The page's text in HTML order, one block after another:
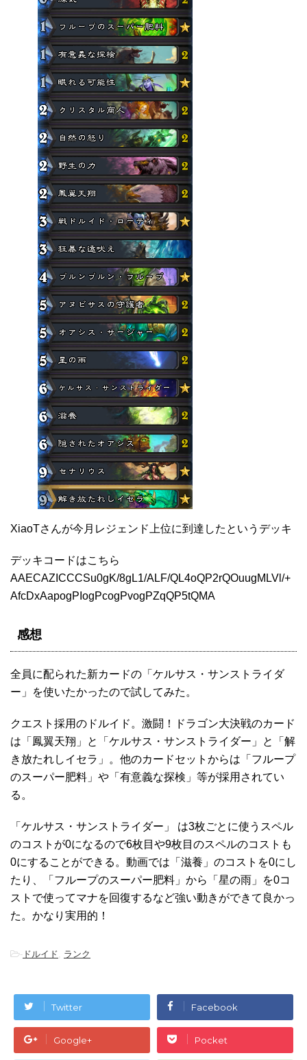
XiaoTさんが今月レジェンド上位に到達したというデッキ
デッキコードはこちら
AAECAZICCCSu0gK/8gL1/ALF/QL4oQP2rQOuugMLVl/+
AfcDxAapogPIogPcogPvogPZqQP5tQMA
感想
全員に配られた新カードの「ケルサス・サンストライダ
ー」を使いたかったので試してみた。
クエスト採用のドルイド。激闘！ドラゴン大決戦のカード
は「鳳翼天翔」と「ケルサス・サンストライダー」と「解
き放たれしイセラ」。他のカードセットからは「フループ
のスーパー肥料」や「有意義な探検」等が採用されてい
る。
「ケルサス・サンストライダー」 は3枚ごとに使うスペル
のコストが0になるので6枚目や9枚目のスペルのコストも
0にすることができる。動画では「滋養」のコストを0にし
たり、「フループのスーパー肥料」から「星の雨」を0コ
ストで使ってマナを回復するなど強い動きができて良かっ
た。かなり実用的！
- ドルイド, ランク
Twitter Facebook
Google+ Pocket